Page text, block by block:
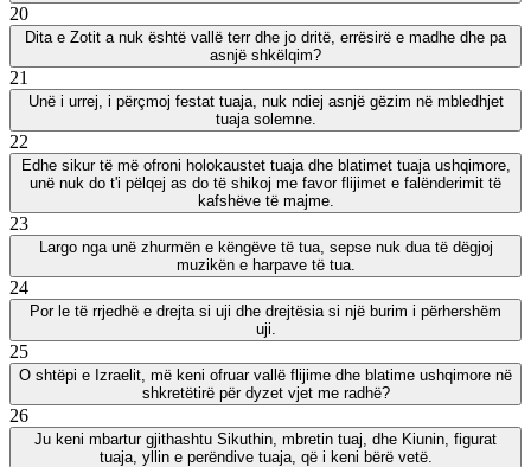
20
Dita e Zotit a nuk është vallë terr dhe jo dritë, errësirë e madhe dhe pa
asnjë shkëlqim?
21
Unë i urrej, i përçmoj festat tuaja, nuk ndiej asnjë gëzim në mbledhjet
tuaja solemne.
22
Edhe sikur të më ofroni holokaustet tuaja dhe blatimet tuaja ushqimore,
unë nuk do t'i pëlqej as do të shikoj me favor flijimet e falënderimit të
kafshëve të majme.
23
Largo nga unë zhurmën e këngëve të tua, sepse nuk dua të dëgjoj
muzikën e harpave të tua.
24
Por le të rrjedhë e drejta si uji dhe drejtësia si një burim i përhershëm
uji.
25
O shtëpi e Izraelit, më keni ofruar vallë flijime dhe blatime ushqimore në
shkretëtirë për dyzet vjet me radhë?
26
Ju keni mbartur gjithashtu Sikuthin, mbretin tuaj, dhe Kiunin, figurat
tuaja, yllin e perëndive tuaja, që i keni bërë vetë.